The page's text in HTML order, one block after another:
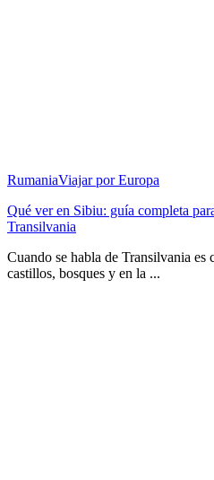
RumaniaViajar por Europa
Qué ver en Sibiu: guía completa
Transilvania
Cuando se habla de Transilvania es
castillos, bosques y en la ...